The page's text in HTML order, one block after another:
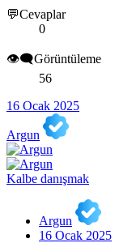
💬Cevaplar
0
👁️‍🗨️Görüntüleme
56
16 Ocak 2025
Argun
Kalbe danışmak
Argun
16 Ocak 2025